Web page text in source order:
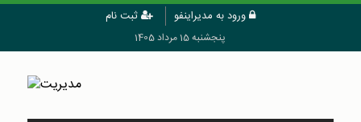
ورود به مدیراینفو ثبت نام
پنجشنبه 15 مرداد 1405